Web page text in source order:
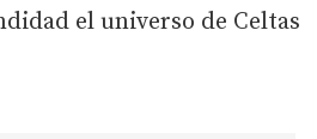
el universo de Celtas